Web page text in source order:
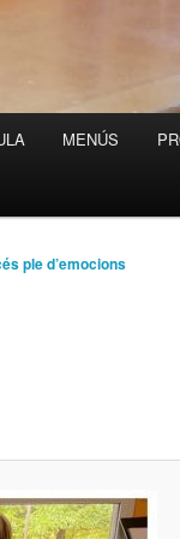
MENÚS
ple d’emocions